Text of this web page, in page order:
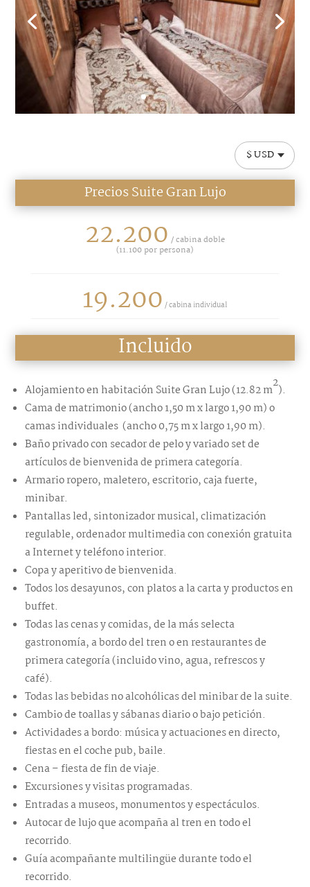
$ USD
Precios Suite Gran Lujo
22.200 / cabina doble
(11.100 por persona)
19.200 / cabina individual
Incluido
Alojamiento en habitación Suite Gran Lujo(12.82 m2).
Cama de matrimonio (ancho 1,50 m x largo 1,90 m) o
camas individuales (ancho 0,75 m x largo 1,90 m).
Baño privado con secador de pelo y variado set de
artículos de bienvenida de primera categoría.
Armario ropero, maletero, escritorio, caja fuerte,
minibar.
Pantallas led, sintonizador musical, climatización
regulable, ordenador multimedia con conexión gratuita
a Internet y teléfono interior.
Copa y aperitivo de bienvenida.
Todos los desayunos, con platos a la carta y productos en
buffet.
Todas las cenas y comidas, de la más selecta
gastronomía, a bordo del tren o en restaurantes de
primera categoría (incluido vino, agua, refrescos y
café).
Todas las bebidas no alcohólicas del minibar de la suite.
Cambio de toallas y sábanas diario o bajo petición.
Actividades a bordo: música y actuaciones en directo,
fiestas en el coche pub, baile.
Cena – fiesta de fin de viaje.
Excursiones y visitas programadas.
Entradas a museos, monumentos y espectáculos.
Autocar de lujo que acompaña al tren en todo el
recorrido.
Guía acompañante multilingüe durante todo el
recorrido.